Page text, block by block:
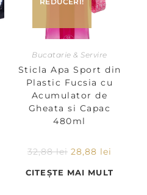
Bucatarie & Servire
Sticla Apa Sport din
Plastic Fucsia cu
Acumulator de
Gheata si Capac
480ml
32,88lei 28,88 lei
CITEȘTE MAI MULT